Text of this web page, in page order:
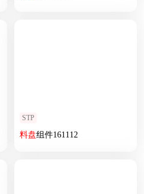
STP
料盘组件161112